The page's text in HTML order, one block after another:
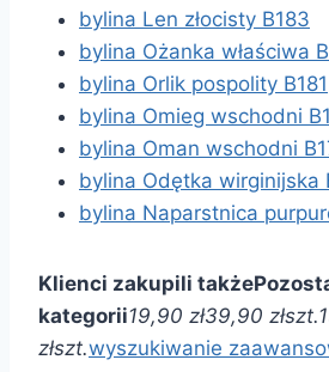
bylina Len złocisty B183
bylina Ożanka właściwa
bylina Orlik pospolity B181
bylina Omieg wschodni
bylina Oman wschodni
bylina Odętka wirginijska
bylina Naparstnica
Klienci zakupili także
kategorii19,90 zł39,90 złszt.
złszt.wyszukiwanie